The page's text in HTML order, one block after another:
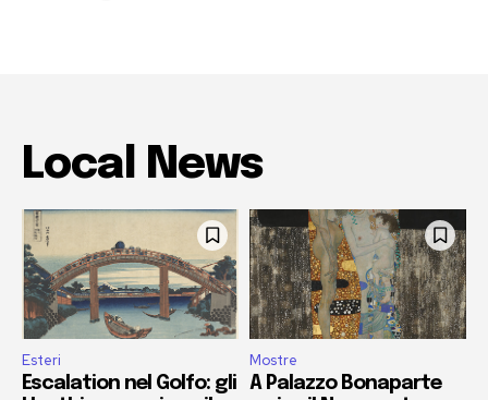
Local News
Esteri
Escalation nel Golfo: gli
Mostre
A Palazzo Bonaparte